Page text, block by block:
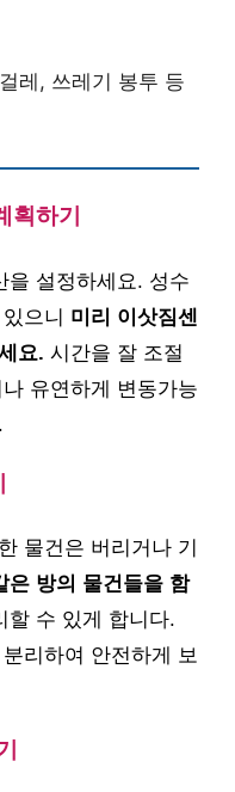
레, 쓰레기 봉투 등
획하기
을 설정하세요. 성수
으니 미리 이삿짐센
요. 시간을 잘 조절
유연하게 변동가능
물건은 버리거나 기
은 방의 물건들을 함
할 수 있게 합니다.
리하여 안전하게 보